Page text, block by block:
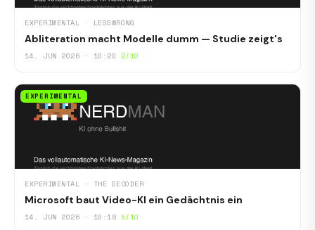
EXPERIMENTAL · LESSWRONG
Abliteration macht Modelle dumm — Studie zeigt's
14. JUN 2026 · 10:20 2/10
EXPERIMENTAL
EXPERIMENTAL · THE DECODER
Microsoft baut Video-KI ein Gedächtnis ein
14. JUN 2026 · 10:18 5/10